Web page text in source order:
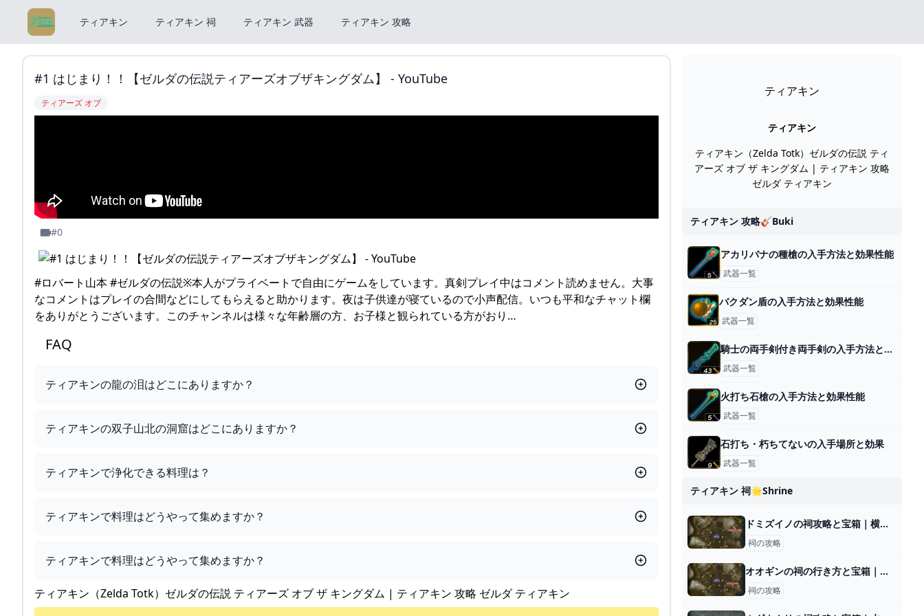
ティアキン ティアキン 祠 ティアキン 武器 ティアキン 攻略
#1 はじまり！！【ゼルダの伝説ティアーズオブザキングダム】 - YouTube
ティアーズ オブ
#0
#ロバート山本 #ゼルダの伝説※本人がプライベートで自由にゲームをしています。真剣プレイ中はコメント読めません。大事
なコメントはプレイの合間などにしてもらえると助かります。夜は子供達が寝ているので小声配信。いつも平和なチャット欄
をありがとうございます。このチャンネルは様々な年齢層の方、お子様と観られている方がおり…
FAQ
ティアキンの龍の泪はどこにありますか？
ティアキンの双子山北の洞窟はどこにありますか？
ティアキンで浄化できる料理は？
ティアキンで料理はどうやって集めますか？
ティアキンで料理はどうやって集めますか？
ティアキン（Zelda Totk）ゼルダの伝説 ティアーズ オブ ザ キングダム | ティアキン 攻略 ゼルダ ティアキン
ティアキン
ティアキン
ティアキン（Zelda Totk）ゼルダの伝説 ティ
アーズ オブ ザ キングダム | ティアキン 攻略
ゼルダ ティアキン
ティアキン 攻略🎸buki
アカリバナの種槍の入手方法と効果性能
武器一覧
バクダン盾の入手方法と効果性能
武器一覧
騎士の両手剣付き両手剣の入手方法と効果性能
武器一覧
火打ち石槍の入手方法と効果性能
武器一覧
石打ち・朽ちてないの入手場所と効果
武器一覧
ティアキン 祠🌟shrine
ドミズイノの祠攻略と宝箱｜横たわる通り道
祠の攻略
オオギンの祠の行き方と宝箱｜ラウルの祝福
祠の攻略